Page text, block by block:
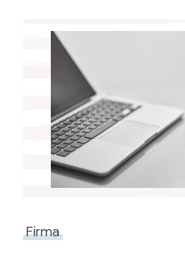
Firma